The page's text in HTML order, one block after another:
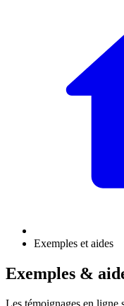
Exemples et aides
Exemples &
Les témoignages en ligne